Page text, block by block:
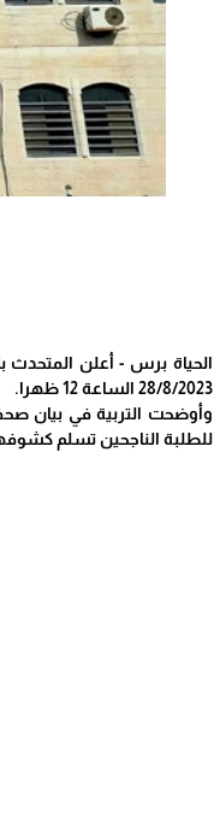
الحياة برس - أعلن المتحدث
28/8/2023 الساعة 12 ظهرا.
للطلبة الناجحين تسلم